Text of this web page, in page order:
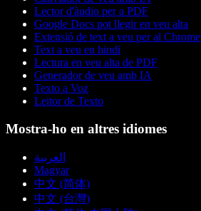
Lector d'àudio per a PDF
Google Docs pot llegir en veu alta
Extensió de text a veu per al Chrome
Text a veu en hindi
Lectura en veu alta de PDF
Generador de veu amb IA
Texto a Voz
Leitor de Texto
Mostra-ho en altres idiomes
العربية
Magyar
中文 (简体)
中文 (台灣)